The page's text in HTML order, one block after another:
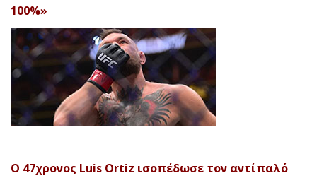
100%»
Ο 47χρονος Luis Ortiz ισοπέδωσε τον αντίπαλό